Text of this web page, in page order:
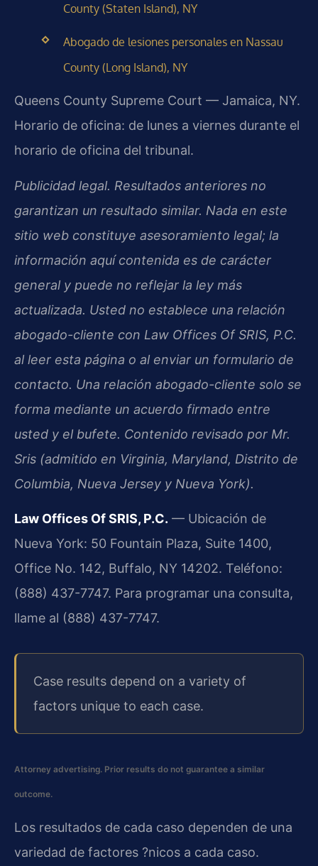
County (Staten Island), NY
Abogado de lesiones personales en Nassau
County (Long Island), NY
Queens County Supreme Court — Jamaica, NY.
Horario de oficina: de lunes a viernes durante el
horario de oficina del tribunal.
Publicidad legal. Resultados anteriores no
garantizan un resultado similar. Nada en este
sitio web constituye asesoramiento legal; la
información aquí contenida es de carácter
general y puede no reflejar la ley más
actualizada. Usted no establece una relación
abogado-cliente con Law Offices Of SRIS, P.C.
al leer esta página o al enviar un formulario de
contacto. Una relación abogado-cliente solo se
forma mediante un acuerdo firmado entre
usted y el bufete. Contenido revisado por Mr.
Sris (admitido en Virginia, Maryland, Distrito de
Columbia, Nueva Jersey y Nueva York).
Law Offices Of SRIS, P.C. — Ubicación de
Nueva York: 50 Fountain Plaza, Suite 1400,
Office No. 142, Buffalo, NY 14202. Teléfono:
(888) 437-7747. Para programar una consulta,
llame al (888) 437-7747.
Case results depend on a variety of
factors unique to each case.
Attorney advertising. Prior results do not guarantee a similar
outcome.
Los resultados de cada caso dependen de una
variedad de factores ?nicos a cada caso.